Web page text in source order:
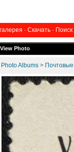
· Скачать · Поиск
View Photo
Photo Albums >